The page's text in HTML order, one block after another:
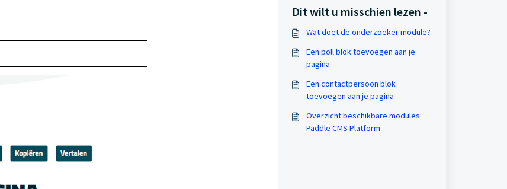
Dit wilt u misschien lezen -
Wat doet de onderzoeker module?
Een poll blok toevoegen aan je
pagina
Een contactpersoon blok
toevoegen aan je pagina
Overzicht beschikbare modules
Paddle CMS Platform